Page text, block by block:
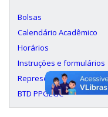
Bolsas
Calendário Acadêmico
Horários
Instruções e formulários
Representação Discente
BTD PPGEGC